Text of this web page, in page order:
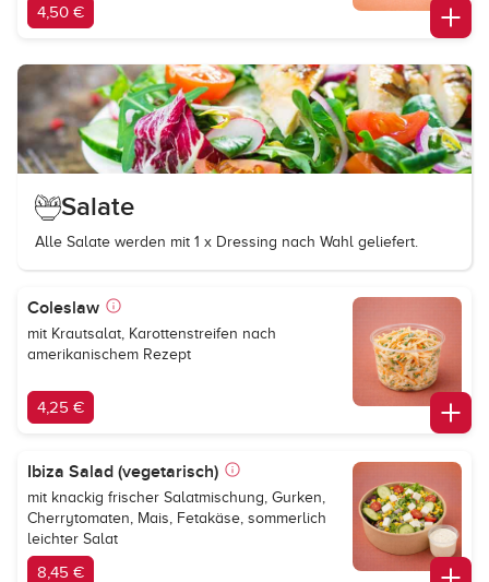
4,50 €
Salate
Alle Salate werden mit 1 x Dressing nach Wahl geliefert.
Coleslaw
mit Krautsalat, Karottenstreifen nach
amerikanischem Rezept
4,25 €
Ibiza Salad (vegetarisch)
mit knackig frischer Salatmischung, Gurken,
Cherrytomaten, Mais, Fetakäse, sommerlich
leichter Salat
8,45 €